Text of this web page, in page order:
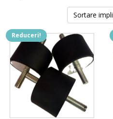
Reduceri!